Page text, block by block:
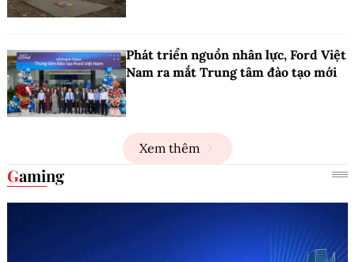
Phát triển nguồn nhân lực, Ford Việt
Nam ra mắt Trung tâm đào tạo mới
Xem thêm
Gaming